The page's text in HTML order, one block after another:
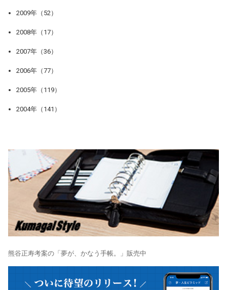
2009年（52）
2008年（17）
2007年（36）
2006年（77）
2005年（119）
2004年（141）
熊谷正寿考案の「夢が、かなう手帳。」販売中